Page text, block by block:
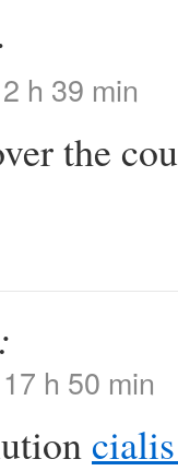
h 39 min
the
h 50 min